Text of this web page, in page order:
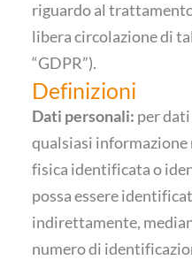
riguardo al
libera circolazione di
“GDPR”).
Definizioni
Dati personali: per
qualsiasi informazione
fisica identificata o
possa essere
indirettamente,
numero di